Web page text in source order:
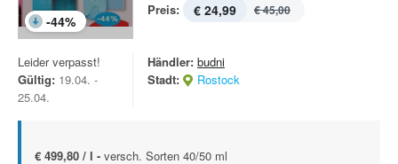
-44%
Preis: € 24,99 € 45,00
Leider verpasst!
Gültig: 19.04. -
25.04.
Händler: budni
Stadt:
Rostock
€ 499,80 / l - versch. Sorten 40/50 ml